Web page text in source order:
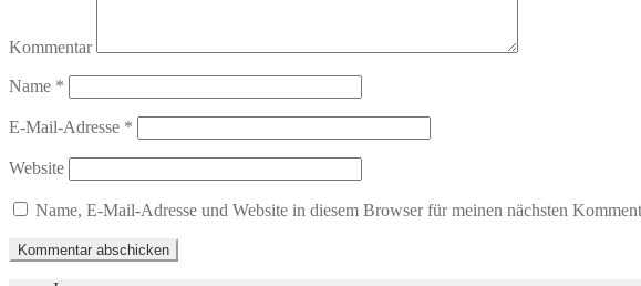
Kommentar
Name *
E-Mail-Adresse *
Website
Name, E-Mail-Adresse und Website in diesem Browser für meinen nächsten